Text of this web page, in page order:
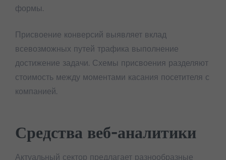
формы.
Присвоение конверсий выявляет вклад
всевозможных путей трафика выполнение
достижение задачи. Схемы присвоения разделяют
стоимость между моментами касания посетителя с
компанией.
Средства веб-аналитики
Актуальный сектор предлагает разнообразные